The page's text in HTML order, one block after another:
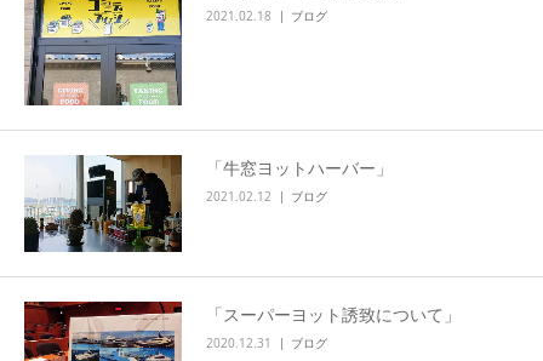
2021.02.18 ブログ
「牛窓ヨットハーバー」
2021.02.12 ブログ
「スーパーヨット誘致について」
2020.12.31 ブログ